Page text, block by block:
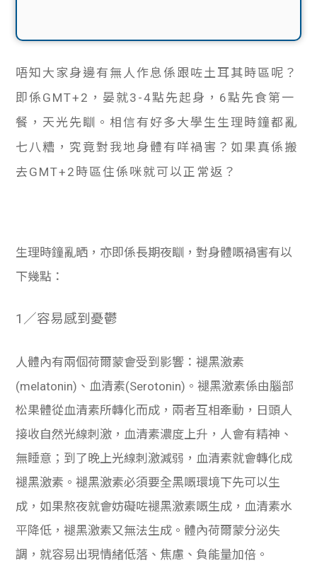
唔知大家身邊有無人作息係跟咗土耳其時區呢？
即係GMT+2，晏就3-4點先起身，6點先食第一
餐，天光先瞓。相信有好多大學生生理時鐘都亂
七八糟，究竟對我地身體有咩禍害？如果真係搬
去GMT+2時區住係咪就可以正常返？
生理時鐘亂晒，亦即係長期夜瞓，對身體嘅禍害有以
下幾點：
1／容易感到憂鬱
人體內有兩個荷爾蒙會受到影響：褪黑激素
(melatonin)、血清素(Serotonin)。褪黑激素係由腦部
松果體從血清素所轉化而成，兩者互相牽動，日頭人
接收自然光線刺激，血清素濃度上升，人會有精神、
無睡意；到了晚上光線刺激減弱，血清素就會轉化成
褪黑激素。褪黑激素必須要全黑嘅環境下先可以生
成，如果熬夜就會妨礙咗褪黑激素嘅生成，血清素水
平降低，褪黑激素又無法生成。體內荷爾蒙分泌失
調，就容易出現情緒低落、焦慮、負能量加倍。